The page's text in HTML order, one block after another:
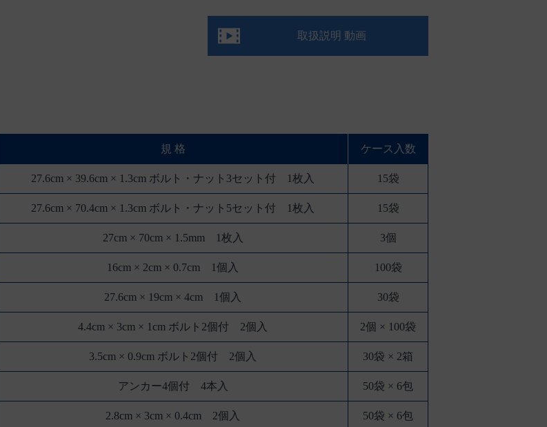
取扱説明 動画
規 格 ケース入数
27.6cm × 39.6cm × 1.3cm ボルト・ナット3セット付 1枚入 15袋
27.6cm × 70.4cm × 1.3cm ボルト・ナット5セット付 1枚入 15袋
27cm × 70cm × 1.5mm 1枚入 3個
16cm × 2cm × 0.7cm 1個入 100袋
27.6cm × 19cm × 4cm 1個入 30袋
4.4cm × 3cm × 1cm ボルト2個付 2個入 2個 × 100袋
3.5cm × 0.9cm ボルト2個付 2個入 30袋 × 2箱
アンカー4個付 4本入 50袋 × 6包
2.8cm × 3cm × 0.4cm 2個入 50袋 × 6包